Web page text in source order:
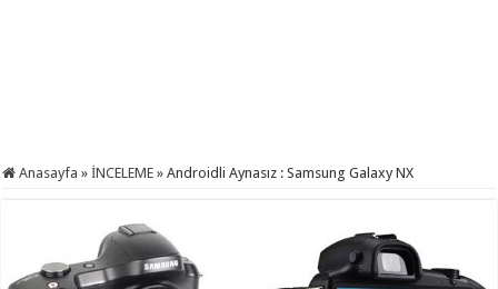
Anasayfa » İNCELEME » Androidli Aynasız : Samsung Galaxy NX